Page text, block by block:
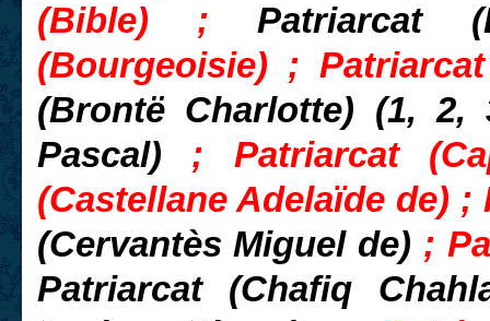
(Bible) ;Patriarcat
(Bourgeoisie) ;
(Brontë Charlotte) (1,
Pascal) ; Patriarcat
(Castellane Adelaïde de)
(Cervantès Miguel de) ;
Patriarcat (Chafiq